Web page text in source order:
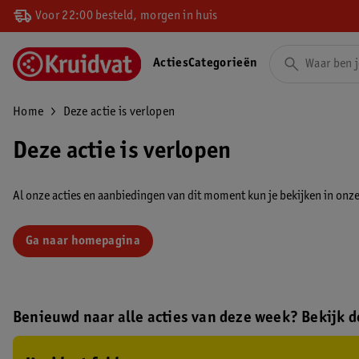
Voor 22:00 besteld, morgen in huis
ActiesCategorieën
Home Deze actie is verlopen
Deze actie is verlopen
Al onze acties en aanbiedingen van dit moment kun je bekijken in
Ga naar homepagina
Benieuwd naar alle acties van deze week? Bekijk